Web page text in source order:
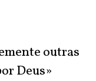
outras
Deus»